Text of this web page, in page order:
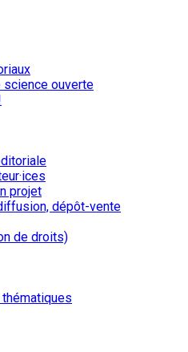
ouverte
projet
dépôt-vente
de droits)